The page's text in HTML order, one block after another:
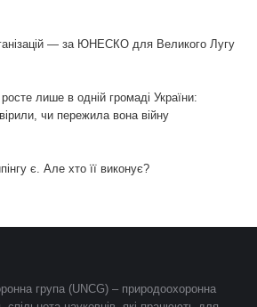
— за ЮНЕСКО для Великого Лугу
лише в одній громаді України:
чи пережила вона війну
є. Але хто її виконує?
група (UNCG) – природоохоронна